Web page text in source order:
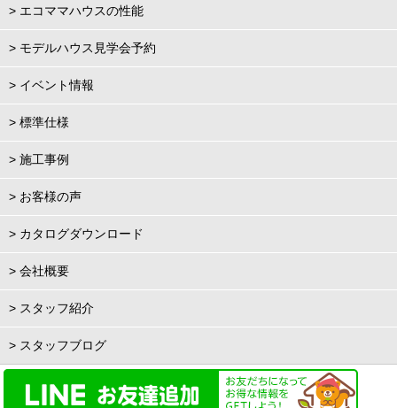
> エコママハウスの性能
> モデルハウス見学会予約
> イベント情報
> 標準仕様
> 施工事例
> お客様の声
> カタログダウンロード
> 会社概要
> スタッフ紹介
> スタッフブログ